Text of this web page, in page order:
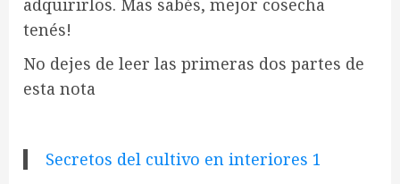
adquirirlos. Mas sabés, mejor cosecha
tenés!
No dejes de leer las primeras dos partes de
esta nota
Secretos del cultivo en interiores 1